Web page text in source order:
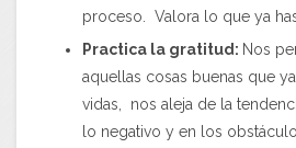
proceso. Valora lo que ya
Practica la gratitud: Nos
aquellas cosas buenas que
vidas, nos aleja de la
lo negativo y en los